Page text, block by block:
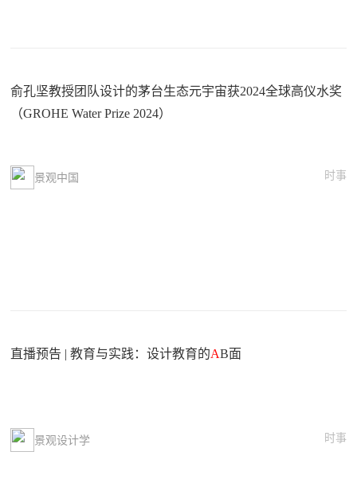
俞孔坚教授团队设计的茅台生态元宇宙获2024全球高仪水奖
（GROHE Water Prize 2024）
景观中国 时事
直播预告 | 教育与实践：设计教育的AB面
景观设计学 时事